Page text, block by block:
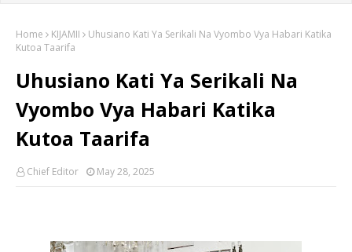
Home KIJAMII
Uhusiano Kati Ya Serikali Na Vyombo Vya Habari Katika
Kutoa Taarifa
Uhusiano Kati Ya Serikali Na
Vyombo Vya Habari Katika
Kutoa Taarifa
Chief Editor May 28, 2025